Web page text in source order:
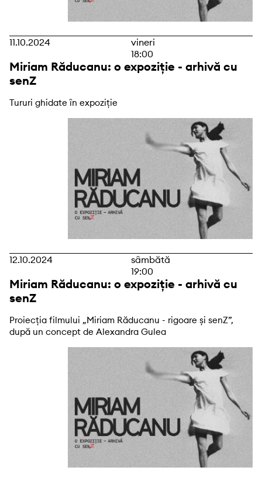
11.10.2024
vineri
18:00
Miriam Răducanu: o expoziție - arhivă cu
senZ
Tururi ghidate în expoziție
12.10.2024
sâmbătă
19:00
Miriam Răducanu: o expoziție - arhivă cu
senZ
Proiecția filmului „Miriam Răducanu - rigoare și senZ”,
după un concept de Alexandra Gulea